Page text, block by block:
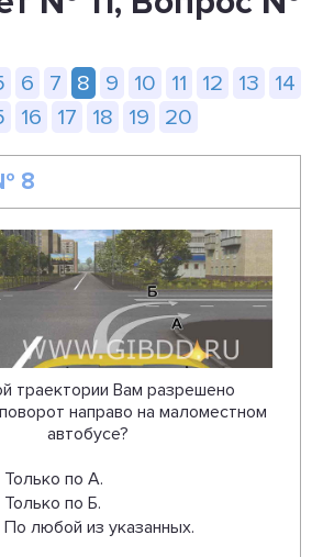
6 7 8 9 10 11 12 13
14
16 17 18 19 20
8
траектории Вам разрешено
направо на маломестном
автобусе?
Только по А.
Только по Б.
По любой из указанных.